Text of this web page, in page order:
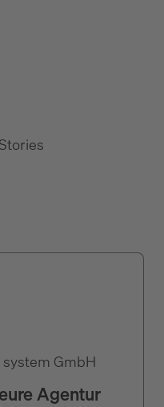
GmbH
Agentur